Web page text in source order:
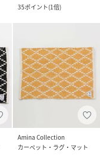
35ポイント(1倍)
Amina Collection
カーペット・ラグ・マット